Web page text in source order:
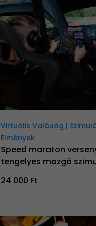
Virtuális Valóság |
Élmények
Speed maraton
tengelyes mozgó
24 000 Ft